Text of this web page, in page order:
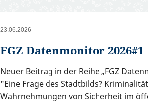
23.06.2026
FGZ Datenmonitor 2026#1
Neuer Beitrag in der Reihe „FGZ
"Eine Frage des Stadtbilds?
Wahrnehmungen von Sicherheit im